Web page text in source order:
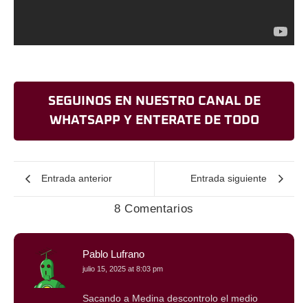
SEGUINOS EN NUESTRO CANAL DE
WHATSAPP Y ENTERATE DE TODO
Entrada anterior Entrada siguiente
8 Comentarios
Pablo Lufrano
julio 15, 2025 at 8:03 pm
Sacando a Medina descontrolo el medio